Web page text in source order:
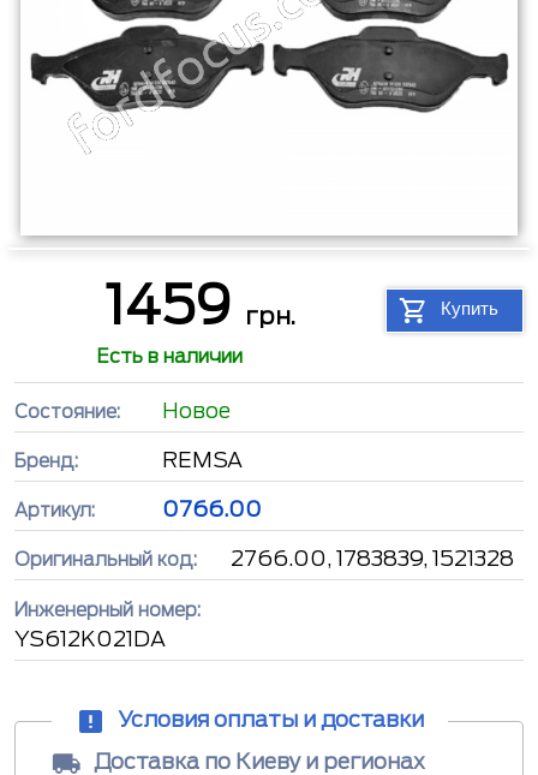
1459 грн. Купить
Есть в наличии
Состояние: Новое
Бренд: REMSA
Артикул: 0766.00
Оригинальный код: 2766.00, 1783839, 1521328
Инженерный номер:
YS612K021DA
Условия оплаты и доставки
Доставка по Киеву и регионах